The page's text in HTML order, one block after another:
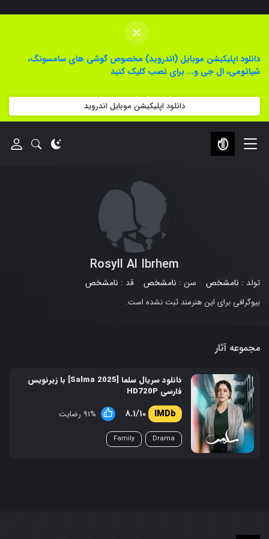
×
دانلود اپلیکیشن موبایل (اندروید) مخصوص گوشی های سامسونگ،
شیائومی، ال جی و... برای نصب کلیک کنید
دانلود اپلیکیشن موبایل اندروید
Rosyll Al Ibrhem
تولد : نامشخص سن : نامشخص قد : نامشخص
بیوگرافی برای این هنرمند ثبت نشده است.
مجموعه آثار
دانلود سریال سلما [Salma 2025] با زیرنویس
فارسی HD720P
8.1/10 91% رضایت
Drama
Family